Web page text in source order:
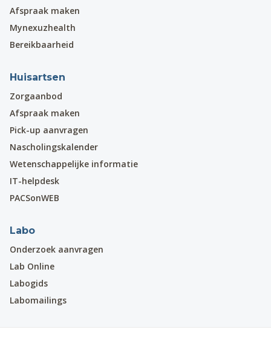
Afspraak maken
Mynexuzhealth
Bereikbaarheid
Huisartsen
Zorgaanbod
Afspraak maken
Pick-up aanvragen
Nascholingskalender
Wetenschappelijke informatie
IT-helpdesk
PACSonWEB
Labo
Onderzoek aanvragen
Lab Online
Labogids
Labomailings